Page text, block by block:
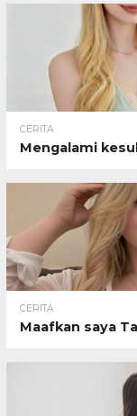
CERITA
Mengalami
CERITA
Maafkan saya